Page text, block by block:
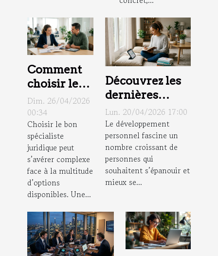
Comment
choisir le
bon
spécialiste
juridique
pour vos
besoins ?
Dim. 26/04/2026
00:34
Choisir le bon
spécialiste
juridique peut
s’avérer complexe
face à la multitude
d’options
disponibles. Une...
Découvrez les
dernières
tendances en
matière de
développement
personnel
Lun. 20/04/2026 17:00
Le développement
personnel fascine un
nombre croissant de
personnes qui
souhaitent s’épanouir et
mieux se...